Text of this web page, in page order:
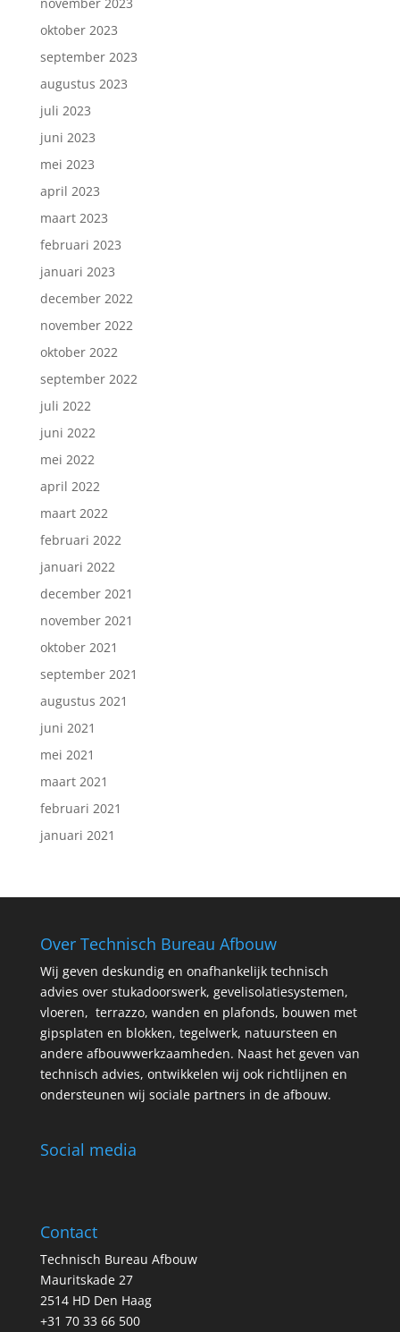
oktober 2023
september 2023
augustus 2023
juli 2023
juni 2023
mei 2023
april 2023
maart 2023
februari 2023
januari 2023
december 2022
november 2022
oktober 2022
september 2022
juli 2022
juni 2022
mei 2022
april 2022
maart 2022
februari 2022
januari 2022
december 2021
november 2021
oktober 2021
september 2021
augustus 2021
juni 2021
mei 2021
maart 2021
februari 2021
januari 2021
Over Technisch Bureau Afbouw
Wij geven deskundig en onafhankelijk technisch
advies over stukadoorswerk, gevelisolatiesystemen,
vloeren, terrazzo, wanden en plafonds, bouwen met
gipsplaten en blokken, tegelwerk, natuursteen en
andere afbouwwerkzaamheden. Naast het geven van
technisch advies, ontwikkelen wij ook richtlijnen en
ondersteunen wij sociale partners in de afbouw.
Social media
Contact
Technisch Bureau Afbouw
Mauritskade 27
2514 HD Den Haag
+31 70 33 66 500